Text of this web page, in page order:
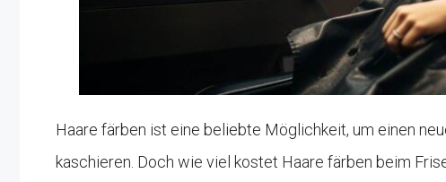
Haare färben ist eine beliebte Möglichkeit, um einen
kaschieren. Doch wie viel kostet Haare färben beim